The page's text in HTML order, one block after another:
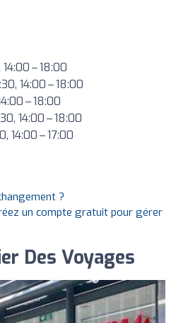
– 18:00
14:00 – 18:00
– 18:00
14:00 – 18:00
14:00 – 17:00
?
un compte gratuit pour gérer
Des Voyages